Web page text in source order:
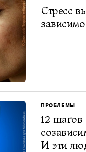
Стресс
ПРОБЛЕМЫ
12
И эти